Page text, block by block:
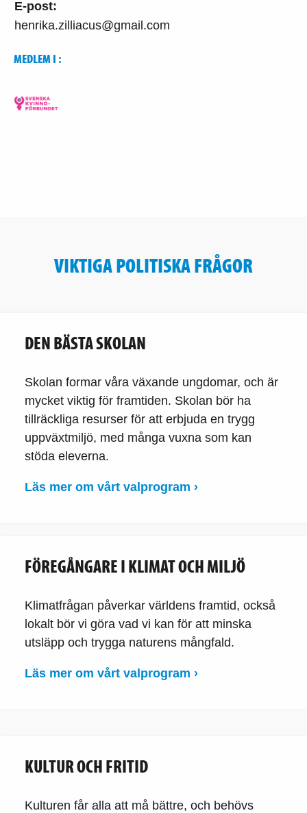
E-post:
henrika.zilliacus@gmail.com
MEDLEM I :
VIKTIGA POLITISKA FRÅGOR
DEN BÄSTA SKOLAN
Skolan formar våra växande ungdomar, och är
mycket viktig för framtiden. Skolan bör ha
tillräckliga resurser för att erbjuda en trygg
uppväxtmiljö, med många vuxna som kan
stöda eleverna.
Läs mer om vårt valprogram ›
FÖREGÅNGARE I KLIMAT OCH MILJÖ
Klimatfrågan påverkar världens framtid, också
lokalt bör vi göra vad vi kan för att minska
utsläpp och trygga naturens mångfald.
Läs mer om vårt valprogram ›
KULTUR OCH FRITID
Kulturen får alla att må bättre, och behövs